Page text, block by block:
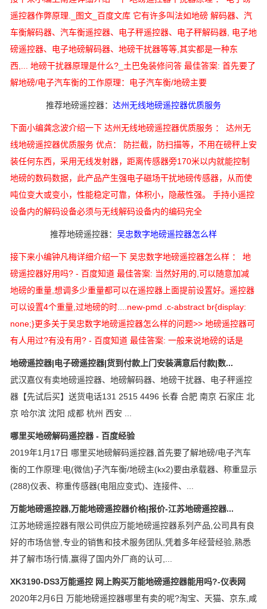
遥控器作弊原理._图文_百度文库 它有许多叫法如地磅 解码器、汽
车衡解码器、汽车衡遥控器、电子秤遥控器、电子秤解码器, 电子地
磅遥控器、电子地磅解码器、地磅干扰器等等,其实都是一种东
西,... 地磅干扰器原理是什么?_土巴兔装修问答 最佳答案: 首先要了
解地磅/电子汽车衡的工作原理：电子汽车衡/地磅主要
推荐地磅遥控器： 达州无线地磅遥控器优质服务
下面小编龚念波介绍一下 达州无线地磅遥控器优质服务 ： 达州无
线地磅遥控器优质服务 优点： 防拦截，防扫描等，不用在磅秤上安
装任何东西，采用无线发射器，距离传感器旁170米以内就能控制
地磅的数码数据，此产品产生强电子磁场干扰地磅传感器，从而使
吨位变大或变小，性能稳定可靠，体积小，隐蔽性强。 手持小遥控
设备内的解码设备必须与无线解码设备内的编码完全
推荐地磅遥控器： 吴忠数字地磅遥控器怎么样
接下来小编钟凡梅详细介绍一下 吴忠数字地磅遥控器怎么样 ： 地
磅遥控器好用吗? - 百度知道 最佳答案: 当然好用的,可以随意加减
地磅的重量,想调多少重量都可以在遥控器上面提前设置好。遥控器
可以设置4个重量,过地磅的时....new-pmd .c-abstract br{display:
none;}更多关于吴忠数字地磅遥控器怎么样的问题>> 地磅遥控器可
有人用过?有没有用? - 百度知道 最佳答案: 一般来说地磅的话是
地磅遥控器|电子磅遥控器|货到付款上门安装满意后付款|数...
武汉嘉仪有卖地磅遥控器、地磅解码器、地磅干扰器、电子秤遥控
器【先试后买】送货电话131 2515 4496 长春 合肥 南京 石家庄 北
京 哈尔滨 沈阳 成都 杭州 西安 ...
哪里买地磅解码遥控器 - 百度经验
2019年1月17日 哪里买地磅解码遥控器,首先要了解地磅/电子汽车
衡的工作原理:电(微信)子汽车衡/地磅主(kx2)要由承载器、称重显示
(288)仪表、称重传感器(电阻应变式)、连接件、...
万能地磅遥控器,万能地磅遥控器价格|报价-江苏地磅遥控器...
江苏地磅遥控器有限公司供应万能地磅遥控器系列产品,公司具有良
好的市场信誉,专业的销售和技术服务团队,凭着多年经营经验,熟悉
并了解市场行情,赢得了国内外厂商的认可,...
XK3190-DS3万能遥控 网上购买万能地磅遥控器能用吗?-仪表网
2020年2月6日 万能地磅遥控器哪里有卖的呢?淘宝、天猫、京东,咸